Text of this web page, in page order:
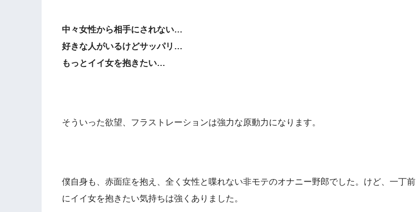
中々女性から相手にされない…
好きな人がいるけどサッパリ…
もっとイイ女を抱きたい…
そういった欲望、フラストレーションは強力な原動力になります。
僕自身も、赤面症を抱え、全く女性と喋れない非モテのオナニー野郎でした。けど、一丁前
にイイ女を抱きたい気持ちは強くありました。